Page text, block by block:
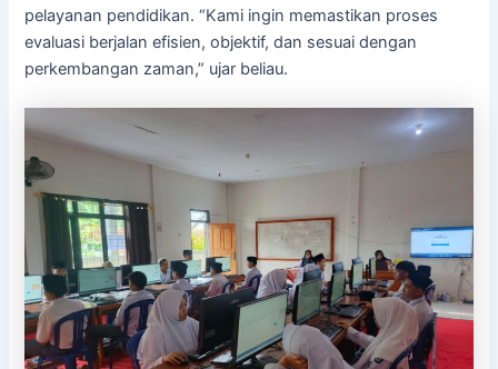
pelayanan pendidikan. “Kami ingin memastikan proses
evaluasi berjalan efisien, objektif, dan sesuai dengan
perkembangan zaman,” ujar beliau.